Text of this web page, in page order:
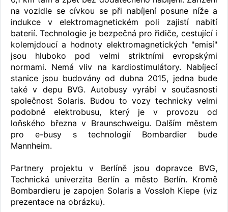
na vozidle se cívkou se při nabíjení posune níže a
indukce v elektromagnetickém poli zajistí nabití
baterií. Technologie je bezpečná pro řidiče, cestující i
kolemjdoucí a hodnoty elektromagnetických "emisí"
jsou hluboko pod velmi striktními evropskými
normami. Nemá vliv na kardiostimulátory. Nabíjecí
stanice jsou budovány od dubna 2015, jedna bude
také v depu BVG. Autobusy vyrábí v současnosti
společnost Solaris. Budou to vozy technicky velmi
podobné elektrobusu, který je v provozu od
loňského března v Braunschweigu. Dalším městem
pro e-busy s technologií Bombardier bude
Mannheim.
Partnery projektu v Berlíně jsou dopravce BVG,
Technická univerzita Berlín a město Berlín. Kromě
Bombardieru je zapojen Solaris a Vossloh Kiepe (viz
prezentace na obrázku).